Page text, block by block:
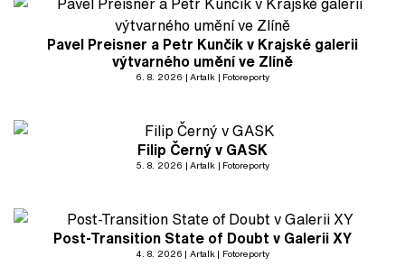
Pavel Preisner a Petr Kunčík v Krajské galerii
výtvarného umění ve Zlíně
6. 8. 2026 Artalk Fotoreporty
Filip Černý v GASK
5. 8. 2026 Artalk Fotoreporty
Post-Transition State of Doubt v Galerii XY
4. 8. 2026 Artalk Fotoreporty